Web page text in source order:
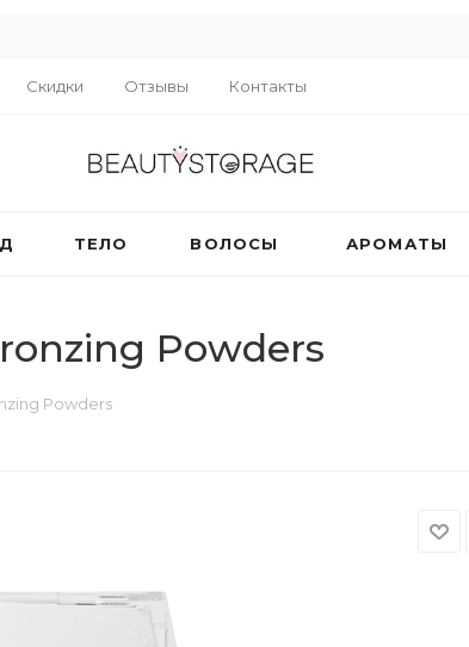
Скидки Отзывы Контакты
ТЕЛО ВОЛОСЫ АРОМАТЫ
Powders
Powders